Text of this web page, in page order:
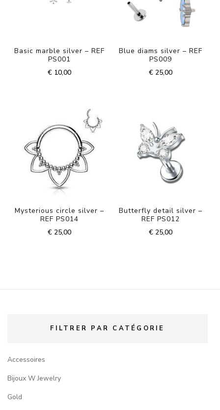
Basic marble silver – REF
PS001
€10,00
Blue diams silver – REF
PS009
€ 25,00
Mysterious circle silver –
REF PS014
€25,00
Butterfly detail silver –
REF PS012
€ 25,00
FILTRER PAR CATÉGORIE
Accessoires
Bijoux W Jewelry
Gold